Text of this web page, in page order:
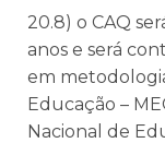
20.8) o CAQ
anos e será
em
Educação –
Nacional de